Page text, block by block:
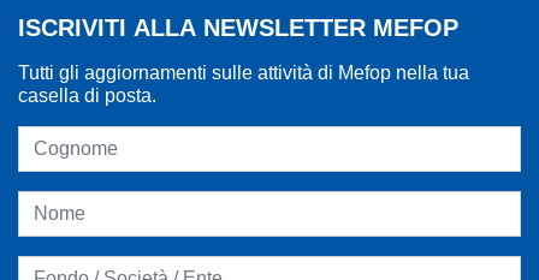
ISCRIVITI ALLA NEWSLETTER MEFOP
Tutti gli aggiornamenti sulle attività di Mefop nella tua
casella di posta.